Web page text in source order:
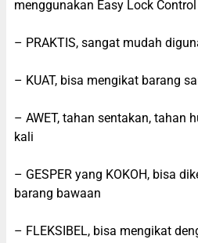
menggunakan Easy Lock Control
– PRAKTIS, sangat mudah
– KUAT, bisa mengikat barang
– AWET, tahan sentakan, tahan
kali
– GESPER yang KOKOH, bisa
barang bawaan
– FLEKSIBEL, bisa mengikat